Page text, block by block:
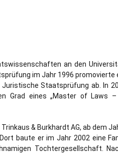
an den
im Jahr 1996 promovierte
Staatsprüfung ab. In
Grad eines „Master of Laws –
& Burkhardt AG, ab dem
baute er im Jahr 2002 eine
Tochtergesellschaft.